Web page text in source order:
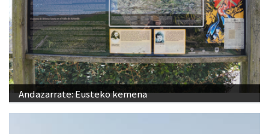
Andazarrate: Eusteko kemena